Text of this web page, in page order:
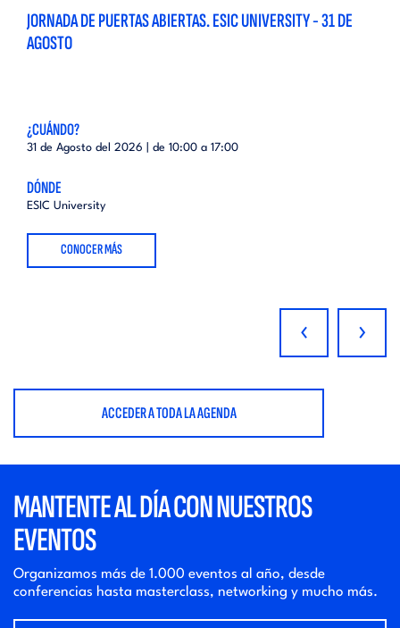
JORNADA DE PUERTAS ABIERTAS. ESIC UNIVERSITY - 31 DE
AGOSTO
¿CUÁNDO?
31 de Agosto del 2026 | de 10:00 a 17:00
DÓNDE
ESIC University
CONOCER MÁS
‹ ›
ACCEDER A TODA LA AGENDA
MANTENTE AL DÍA CON NUESTROS
EVENTOS
Organizamos más de 1.000 eventos al año, desde
conferencias hasta masterclass, networking y mucho más.